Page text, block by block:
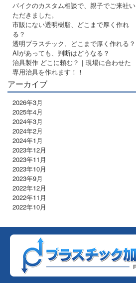
バイクのカスタム相談で、親子でご来社い
ただきました。
市販にない透明樹脂、どこまで厚く作れ
る？
透明プラスチック、どこまで厚く作れる？
AIがあっても、判断はどうなる？
治具製作 どこに頼む？｜現場に合わせた
専用治具を作れます！！
アーカイブ
2026年3月
2025年4月
2024年3月
2024年2月
2024年1月
2023年12月
2023年11月
2023年10月
2023年9月
2022年12月
2022年11月
2022年10月